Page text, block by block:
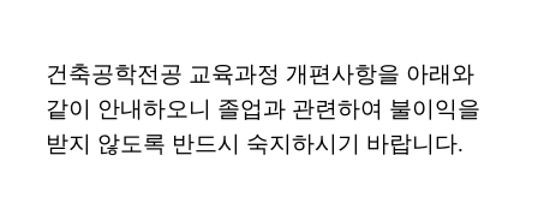
건축공학전공 교육과정 개편사항을 아래와
같이 안내하오니 졸업과 관련하여 불이익을
받지 않도록 반드시 숙지하시기 바랍니다.